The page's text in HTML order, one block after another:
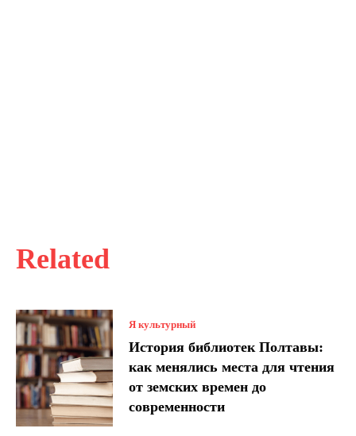
Related
Я культурный
История библиотек Полтавы:
как менялись места для чтения
от земских времен до
современности